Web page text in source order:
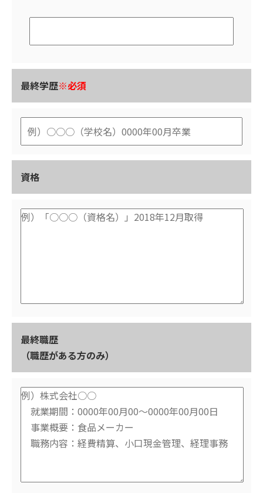
最終学歴※必須
資格
最終職歴
（職歴がある方のみ）